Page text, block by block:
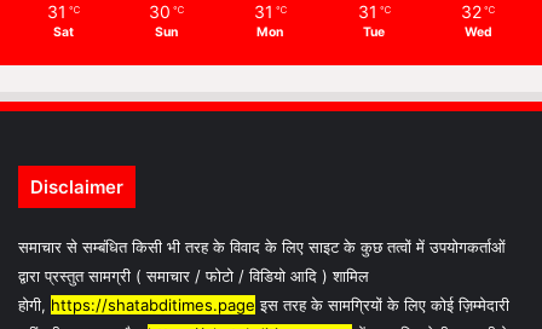
31 ℃
Sat
30 ℃
Sun
31 ℃
Mon
31 ℃
Tue
32 ℃
Wed
Disclaimer
समाचार से सम्बंधित किसी भी तरह के विवाद के लिए साइट के कुछ तत्वों में उपयोगकर्ताओं
द्वारा प्रस्तुत सामग्री ( समाचार / फोटो / विडियो आदि ) शामिल
होगी, https://shatabditimes.page इस तरह के सामग्रियों के लिए कोई ज़िम्मेदारी